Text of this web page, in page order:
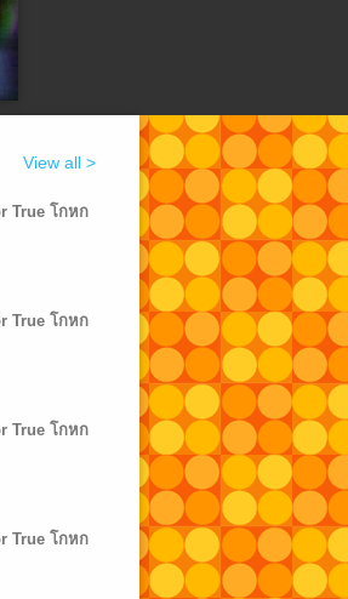
View all >
True โกหก
True โกหก
True โกหก
True โกหก